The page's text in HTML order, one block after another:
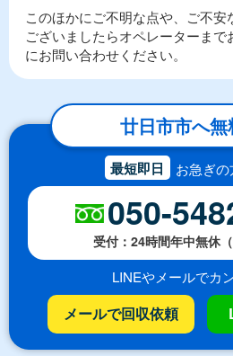
このほかにご不明な点や、ご不安
ございましたらオペレーターまで
にお問い合わせください。
廿日市市へ
最短即日 お急ぎ
050-
受付：24時間年中無休（
LINEやメールでカ
メールで回収依頼